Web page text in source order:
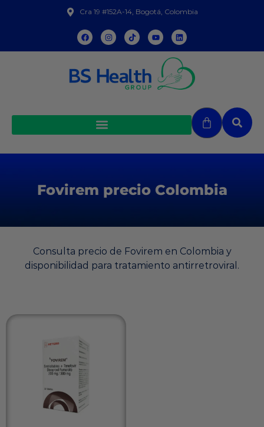
Cra 19 #152A-14, Bogotá, Colombia
Fovirem precio Colombia
Consulta precio de Fovirem en Colombia y
disponibilidad para tratamiento antirretroviral.